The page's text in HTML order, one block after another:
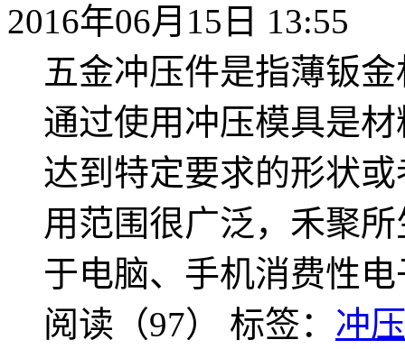
2016年06月15日 13:55
五金冲压件是指薄钣
通过使用冲压模具是
达到特定要求的形状
用范围很广泛，禾聚
于电脑、手机消费性
阅读（97） 标签： 冲